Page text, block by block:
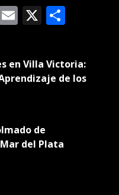
Email
X
en Villa Victoria:
de los
de
del Plata